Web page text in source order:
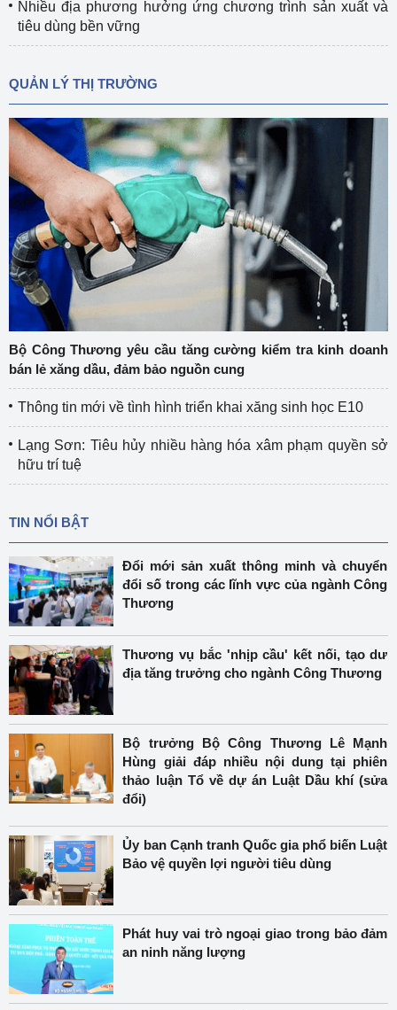
Nhiều địa phương hưởng ứng chương trình sản xuất và
tiêu dùng bền vững
QUẢN LÝ THỊ TRƯỜNG
Bộ Công Thương yêu cầu tăng cường kiểm tra kinh doanh
bán lẻ xăng dầu, đảm bảo nguồn cung
Thông tin mới về tình hình triển khai xăng sinh học E10
Lạng Sơn: Tiêu hủy nhiều hàng hóa xâm phạm quyền sở
hữu trí tuệ
TIN NỔI BẬT
Đổi mới sản xuất thông minh và chuyển
đổi số trong các lĩnh vực của ngành Công
Thương
Thương vụ bắc 'nhịp cầu' kết nối, tạo dư
địa tăng trưởng cho ngành Công Thương
Bộ trưởng Bộ Công Thương Lê Mạnh
Hùng giải đáp nhiều nội dung tại phiên
thảo luận Tổ về dự án Luật Dầu khí (sửa
đổi)
Ủy ban Cạnh tranh Quốc gia phổ biến Luật
Bảo vệ quyền lợi người tiêu dùng
Phát huy vai trò ngoại giao trong bảo đảm
an ninh năng lượng